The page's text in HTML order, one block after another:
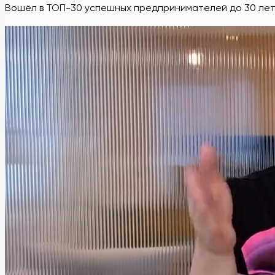
Вошёл в ТОП-30 успешных предпринимателей до 30 лет